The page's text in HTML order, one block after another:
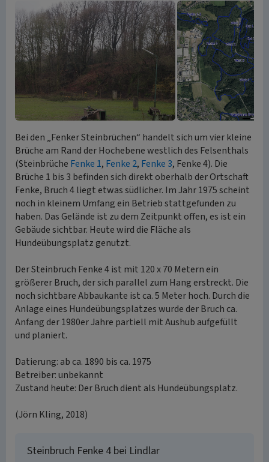
Bei den „Fenker Steinbrüchen“ handelt sich um vier kleine
Brüche am Rand der Hochebene westlich des Felsenthals
(Steinbrüche Fenke 1, Fenke 2, Fenke 3, Fenke 4). Die
Brüche 1 bis 3 befinden sich direkt oberhalb der Ortschaft
Fenke, Bruch 4 liegt etwas südlicher. Im Jahr 1975 scheint
noch in kleinem Umfang ein Betrieb stattgefunden zu
haben. Das Gelände ist zu dem Zeitpunkt offen, es ist ein
Gebäude sichtbar. Heute wird die Fläche als
Hundeübungsplatz genutzt.
Der Steinbruch Fenke 4 ist mit 120 x 70 Metern ein
größerer Bruch, der sich parallel zum Hang erstreckt. Die
noch sichtbare Abbaukante ist ca. 5 Meter hoch. Durch die
Anlage eines Hundeübungsplatzes wurde der Bruch ca.
Anfang der 1980er Jahre partiell mit Aushub aufgefüllt
und planiert.
Datierung: ab ca. 1890 bis ca. 1975
Betreiber: unbekannt
Zustand heute: Der Bruch dient als Hundeübungsplatz.
(Jörn Kling, 2018)
Steinbruch Fenke 4 bei Lindlar